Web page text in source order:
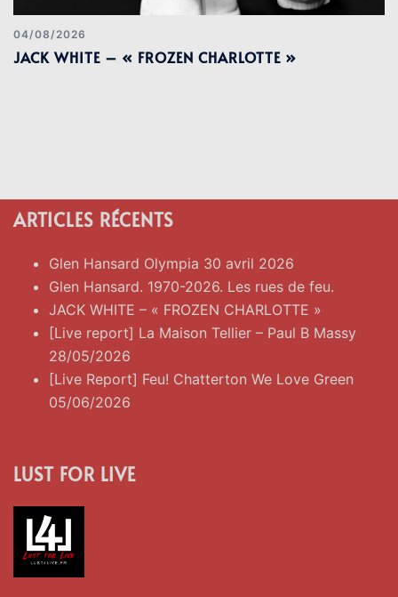
04/08/2026
JACK WHITE – « FROZEN CHARLOTTE »
ARTICLES RÉCENTS
Glen Hansard Olympia 30 avril 2026
Glen Hansard. 1970-2026. Les rues de feu.
JACK WHITE – « FROZEN CHARLOTTE »
[Live report] La Maison Tellier – Paul B Massy
28/05/2026
[Live Report] Feu! Chatterton We Love Green
05/06/2026
LUST FOR LIVE